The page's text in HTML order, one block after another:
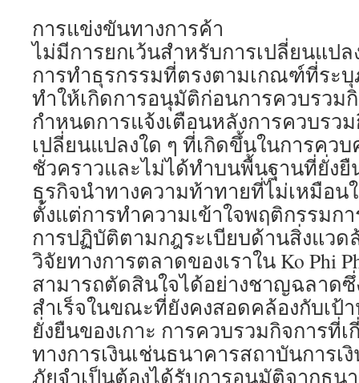
การแข่งขันทางการค้า
ไม่มีการยกเว้นสำหรับการเปลี่ยนแป
การทำธุรกรรมที่ตรงตามเกณฑ์ที่ระบุ
ทำให้เกิดการอนุมัติก่อนการควบรวม
กำหนดการแจ้งเตือนหลังการควบรว
เปลี่ยนแปลงใด ๆ ที่เกิดขึ้นในการควบ
ชั่วคราวและไม่ได้ทำบนพื้นฐานที่ยั่งยื
ธุรกิจนำทางความท้าทายที่ไม่เหมือนใ
ตั้งแต่การทำความเข้าใจพฤติกรรมก
การปฏิบัติตามกฎระเบียบด้านสิ่งแวด
วิจัยทางการตลาดของเราใน Ko Phi
สามารถตัดสินใจได้อย่างชาญฉลาด
สำเร็จในขณะที่ยังคงสอดคล้องกับเป้
ยั่งยืนของเกาะ การควบรวมกิจการที่
ทางการเงินเช่นธนาคารสถาบันการเ
ภัยจำเป็นต้องได้รับการอนุมัติจากธน